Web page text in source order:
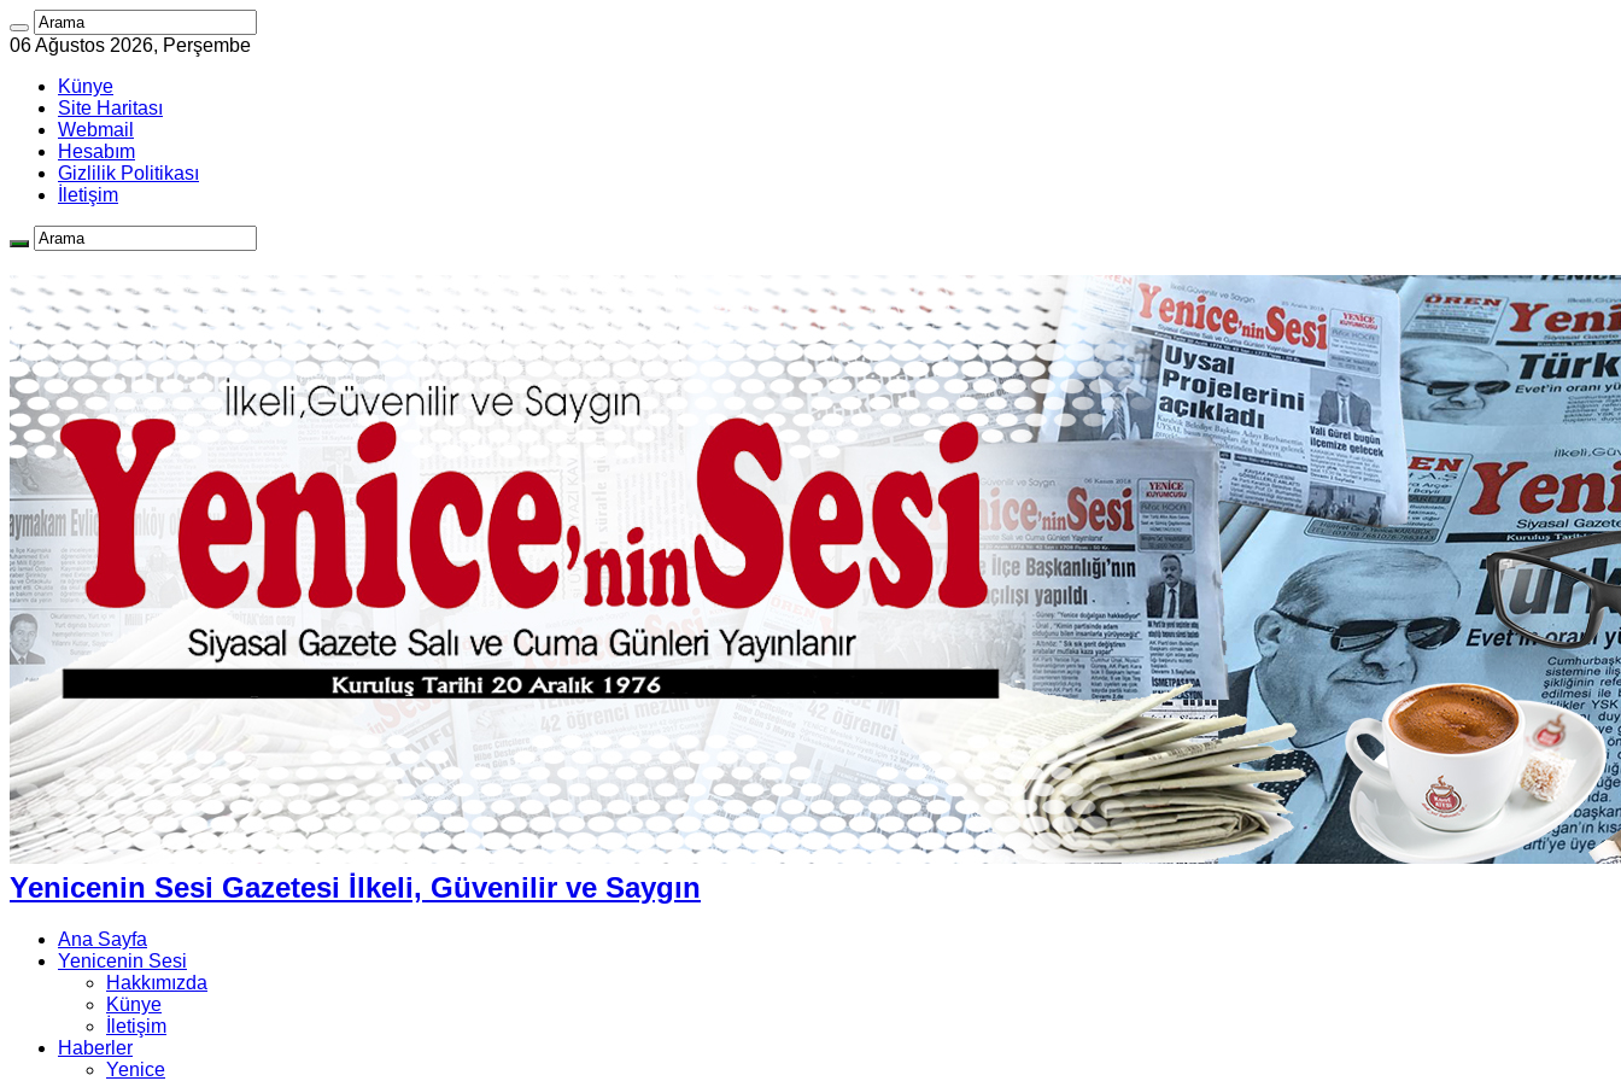
06 Ağustos 2026, Perşembe
Künye
Site Haritası
Webmail
Hesabım
Gizlilik Politikası
İletişim
Yenicenin Sesi Gazetesi İlkeli, Güvenilir ve Saygın
Ana Sayfa
Yenicenin Sesi
Hakkımızda
Künye
İletişim
Haberler
Yenice